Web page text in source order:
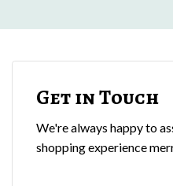
Get in Touch
We're always happy to
shopping experience